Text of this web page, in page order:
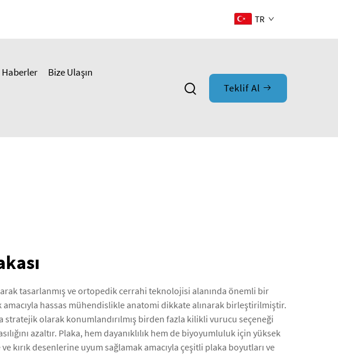
TR
Haberler Bize Ulaşın
Teklif Al
tasarlanmış ve ortopedik cerrahi teknolojisi alanında önemli bir
hassas mühendislikle anatomi dikkate alınarak birleştirilmiştir.
stratejik olarak konumlandırılmış birden fazla kilikli vurucu seçeneği
azaltır. Plaka, hem dayanıklılık hem de biyoyumluluk için yüksek
desenlerine uyum sağlamak amacıyla çeşitli plaka boyutları ve